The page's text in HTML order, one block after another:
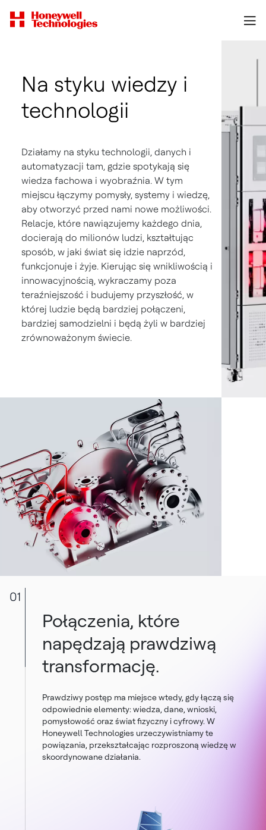
Na styku wiedzy i
technologii
Działamy na styku technologii, danych i
automatyzacji tam, gdzie spotykają się
wiedza fachowa i wyobraźnia. W tym
miejscu łączymy pomysły, systemy i wiedzę,
aby otworzyć przed nami nowe możliwości.
Relacje, które nawiązujemy każdego dnia,
docierają do milionów ludzi, kształtując
sposób, w jaki świat się idzie naprzód,
funkcjonuje i żyje. Kierując się wnikliwością i
innowacyjnością, wykraczamy poza
teraźniejszość i budujemy przyszłość, w
której ludzie będą bardziej połączeni,
bardziej samodzielni i będą żyli w bardziej
zrównoważonym świecie.
01
Połączenia, które
napędzają prawdziwą
transformację.
Prawdziwy postęp ma miejsce wtedy, gdy łączą się
odpowiednie elementy: wiedza, dane, wnioski,
pomysłowość oraz świat fizyczny i cyfrowy. W
Honeywell Technologies urzeczywistniamy te
powiązania, przekształcając rozproszoną wiedzę w
skoordynowane działania.